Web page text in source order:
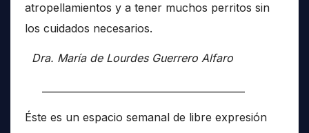
atropellamientos y a tener muchos perritos sin
los cuidados necesarios.
Dra. María de Lourdes Guerrero Alfaro
Éste es un espacio semanal de libre expresión